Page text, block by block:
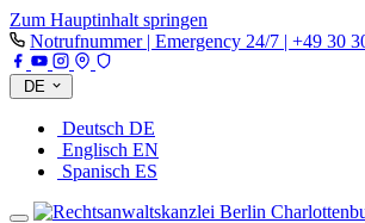
Zum Hauptinhalt springen
Notrufnummer | Emergency 24/7 | +49 30
DE
Deutsch DE
Englisch EN
Spanisch ES